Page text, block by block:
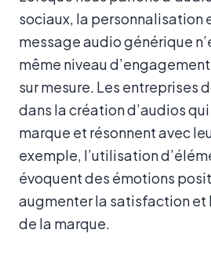
sociaux, la personnalisation
message audio générique
même niveau
sur mesure. Les entreprises
dans la création d’audios
marque et résonnent avec
exemple, l’utilisation
évoquent des émotions
augmenter la satisfaction et
de la marque.